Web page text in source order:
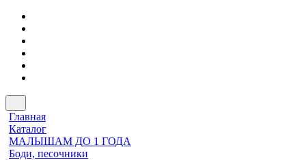
Главная
Каталог
МАЛЫШАМ ДО 1 ГОДА
Боди, песочники